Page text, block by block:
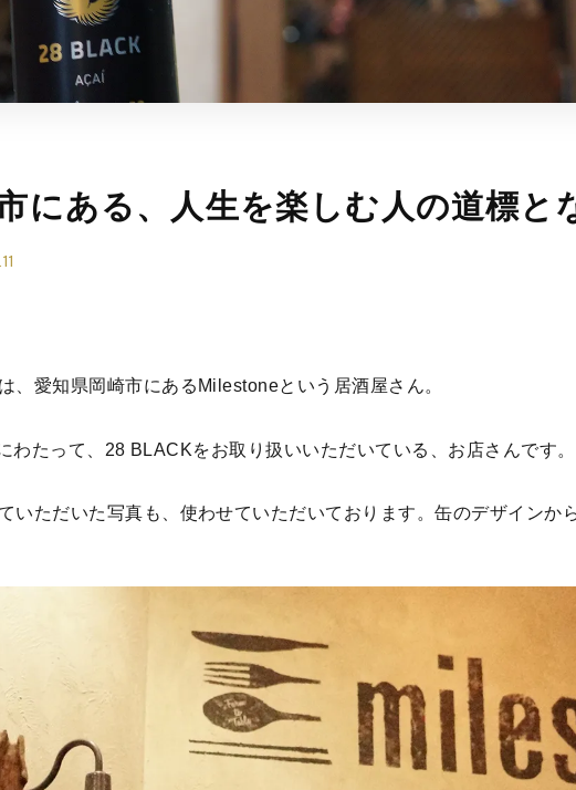
にある、人生を楽しむ人の道標と
、愛知県岡崎市にあるMilestoneという居酒屋さん。
わたって、28 BLACKをお取り扱いいただいている、お店さんです。
いただいた写真も、使わせていただいております。缶のデザインか